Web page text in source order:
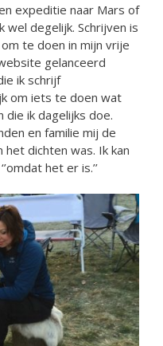
expeditie naar Mars of
wel degelijk. Schrijven is
te doen in mijn vrije
gelanceerd
ik schrijf
om iets te doen wat
die ik dagelijks doe.
en familie mij de
dichten was. Ik kan
het er is.’’